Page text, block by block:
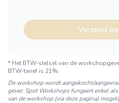
Verzend
* Het BTW-stelsel van de
BTW-tarief is 21%.
De workshop wordt aangekocht/
gever. Spot Workshops fungeert enkel
van de workshop (via deze pagina)